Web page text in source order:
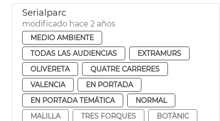
Serialparc
modificado hace 2 años
MEDIO AMBIENTE
TODAS LAS AUDIENCIAS
EXTRAMURS
OLIVERETA
QUATRE CARRERES
VALENCIA
EN PORTADA
EN PORTADA TEMÁTICA
NORMAL
MALILLA
TRES FORQUES
BOTÀNIC